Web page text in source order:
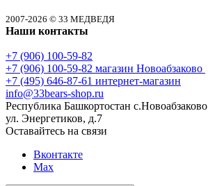
2007-2026 © 33 МЕДВЕДЯ
Наши контакты
+7 (906) 100-59-82
+7 (906) 100-59-82 магазин Новоабзаково
+7 (495) 646-87-61 интернет-магазин
info@33bears-shop.ru
Республика Башкортостан с.Новоабзаково
ул. Энергетиков, д.7
Оставайтесь на связи
Вконтакте
Max